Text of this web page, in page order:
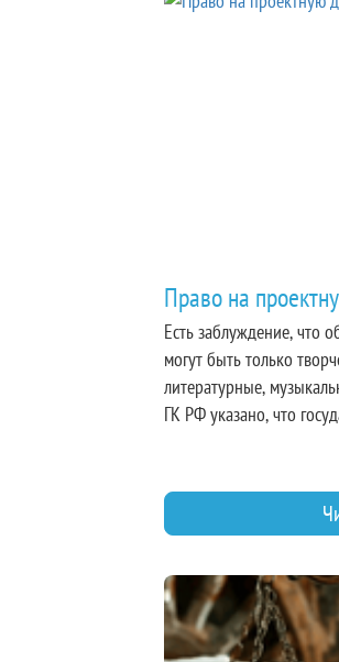
Право на
Есть заблуждение, что
могут быть только
литературные,
ГК РФ указано, что
получают
прочие произведения
том числе в виде
типовых проектов со
тоже есть права,